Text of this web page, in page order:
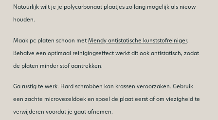
Natuurlijk wilt je je polycarbonaat plaatjes zo lang mogelijk als nieuw
houden.
Maak pc platen schoon metMendy antistatische kunststofreiniger.
Behalve een optimaal reinigingseffect werkt dit ook antistatisch, zodat
de platen minder stof aantrekken.
Ga rustig te werk. Hard schrobben kan krassen veroorzaken. Gebruik
een zachte microvezeldoek en spoel de plaat eerst af om viezigheid te
verwijderen voordat je gaat afnemen.